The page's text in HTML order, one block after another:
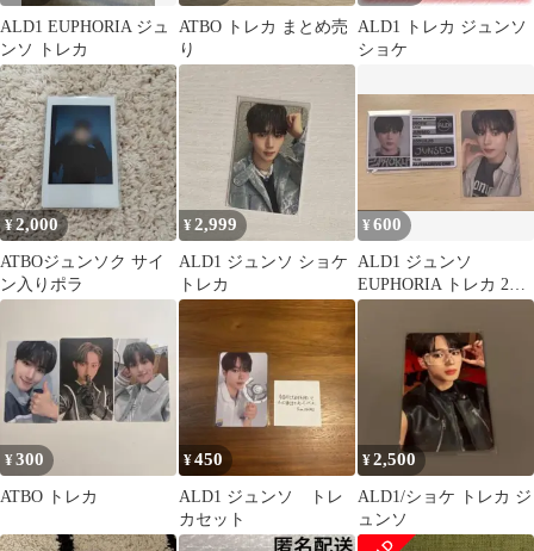
ALD1 EUPHORIA ジュ
ンソ トレカ
ATBO トレカ まとめ売
り
ALD1 トレカ ジュンソ
ショケ
¥2,000
ATBOジュンソク サイ
ン入りポラ
¥2,999
ALD1 ジュンソ ショケ
トレカ
¥600
ALD1 ジュンソ
EUPHORIA トレカ 2枚
セット
¥300
ATBO トレカ
¥450
ALD1 ジュンソ トレ
カセット
¥2,500
ALD1/ショケ トレカ ジ
ュンソ